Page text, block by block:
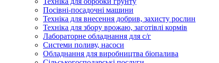
Посівні-посадочні машини
Техніка для внесення добрив, захисту рослин
Техніка для збору врожаю, заготівлі кормів
Лабораторне обладнання для с/г
Системи поливу, насоси
Обладнання для виробництва біопалива